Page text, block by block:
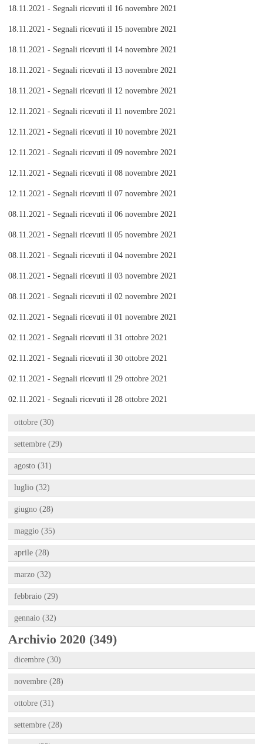
18.11.2021 - Segnali ricevuti il 16 novembre 2021
18.11.2021 - Segnali ricevuti il 15 novembre 2021
18.11.2021 - Segnali ricevuti il 14 novembre 2021
18.11.2021 - Segnali ricevuti il 13 novembre 2021
18.11.2021 - Segnali ricevuti il 12 novembre 2021
12.11.2021 - Segnali ricevuti il 11 novembre 2021
12.11.2021 - Segnali ricevuti il 10 novembre 2021
12.11.2021 - Segnali ricevuti il 09 novembre 2021
12.11.2021 - Segnali ricevuti il 08 novembre 2021
12.11.2021 - Segnali ricevuti il 07 novembre 2021
08.11.2021 - Segnali ricevuti il 06 novembre 2021
08.11.2021 - Segnali ricevuti il 05 novembre 2021
08.11.2021 - Segnali ricevuti il 04 novembre 2021
08.11.2021 - Segnali ricevuti il 03 novembre 2021
08.11.2021 - Segnali ricevuti il 02 novembre 2021
02.11.2021 - Segnali ricevuti il 01 novembre 2021
02.11.2021 - Segnali ricevuti il 31 ottobre 2021
02.11.2021 - Segnali ricevuti il 30 ottobre 2021
02.11.2021 - Segnali ricevuti il 29 ottobre 2021
02.11.2021 - Segnali ricevuti il 28 ottobre 2021
ottobre (30)
settembre (29)
agosto (31)
luglio (32)
giugno (28)
maggio (35)
aprile (28)
marzo (32)
febbraio (29)
gennaio (32)
Archivio 2020 (349)
dicembre (30)
novembre (28)
ottobre (31)
settembre (28)